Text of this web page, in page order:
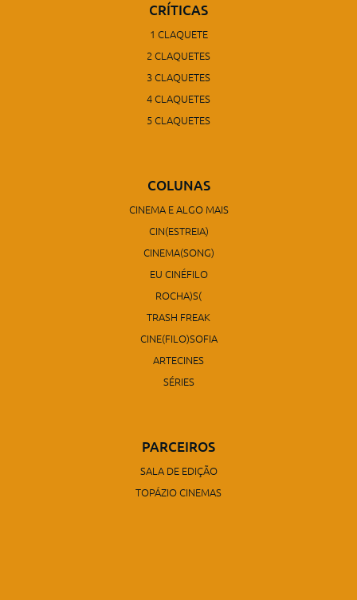
CRÍTICAS
1 CLAQUETE
2 CLAQUETES
3 CLAQUETES
4 CLAQUETES
5 CLAQUETES
COLUNAS
CINEMA E ALGO MAIS
CIN(ESTREIA)
CINEMA(SONG)
EU CINÉFILO
ROCHA)S(
TRASH FREAK
CINE(FILO)SOFIA
ARTECINES
SÉRIES
PARCEIROS
SALA DE EDIÇÃO
TOPÁZIO CINEMAS